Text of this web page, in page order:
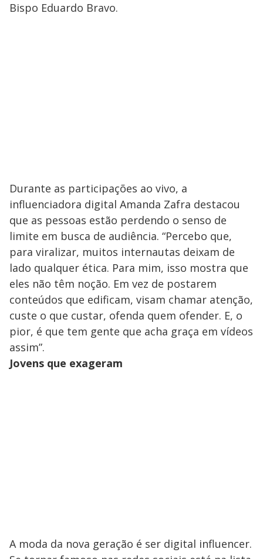
Bispo Eduardo Bravo.
Durante as participações ao vivo, a
influenciadora digital Amanda Zafra destacou
que as pessoas estão perdendo o senso de
limite em busca de audiência. “Percebo que,
para viralizar, muitos internautas deixam de
lado qualquer ética. Para mim, isso mostra que
eles não têm noção. Em vez de postarem
conteúdos que edificam, visam chamar atenção,
custe o que custar, ofenda quem ofender. E, o
pior, é que tem gente que acha graça em vídeos
assim”.
Jovens que exageram
A moda da nova geração é ser digital influencer.